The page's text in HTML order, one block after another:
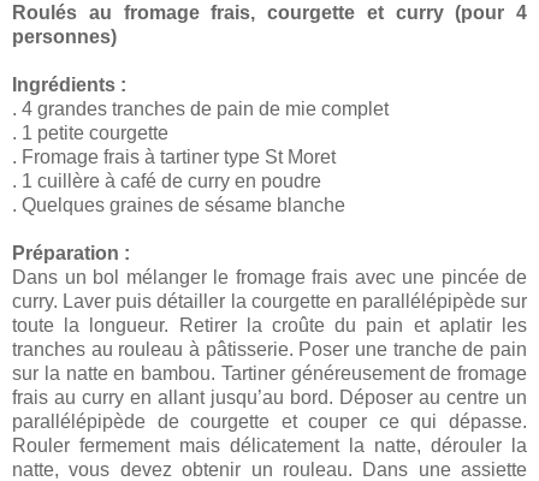
Roulés au fromage frais, courgette et curry (pour 4
personnes)
Ingrédients :
. 4 grandes tranches de pain de mie complet
. 1 petite courgette
. Fromage frais à tartiner type St Moret
. 1 cuillère à café de curry en poudre
. Quelques graines de sésame blanche
Préparation :
Dans un bol mélanger le fromage frais avec une pincée de
curry. Laver puis détailler la courgette en parallélépipède sur
toute la longueur. Retirer la croûte du pain et aplatir les
tranches au rouleau à pâtisserie. Poser une tranche de pain
sur la natte en bambou. Tartiner généreusement de fromage
frais au curry en allant jusqu’au bord. Déposer au centre un
parallélépipède de courgette et couper ce qui dépasse.
Rouler fermement mais délicatement la natte, dérouler la
natte, vous devez obtenir un rouleau. Dans une assiette